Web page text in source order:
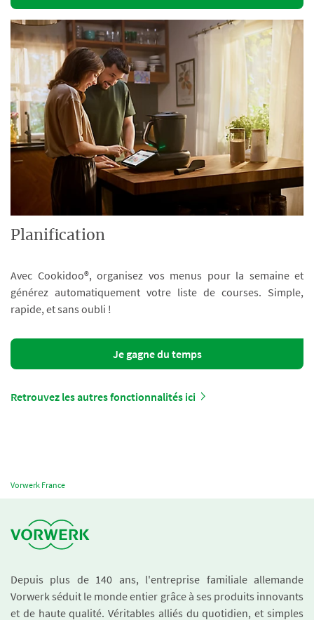
Planification
Avec Cookidoo®, organisez vos menus pour la semaine et
générez automatiquement votre liste de courses. Simple,
rapide, et sans oubli !
Je gagne du temps
Retrouvez les autres fonctionnalités ici
Vorwerk France
Depuis plus de 140 ans, l'entreprise familiale allemande
Vorwerk séduit le monde entier grâce à ses produits innovants
et de haute qualité. Véritables alliés du quotidien, et simples